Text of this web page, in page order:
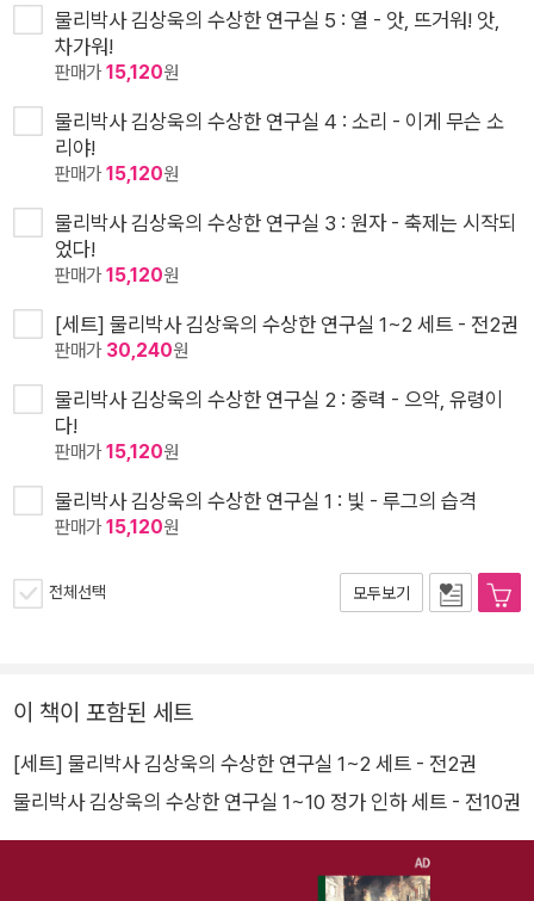
물리박사 김상욱의 수상한 연구실 5 : 열 - 앗, 뜨거워! 앗,
차가워!
판매가15,120원
물리박사 김상욱의 수상한 연구실 4 : 소리 - 이게 무슨 소
리야!
판매가15,120원
물리박사 김상욱의 수상한 연구실 3 : 원자 - 축제는 시작되
었다!
판매가15,120원
[세트] 물리박사 김상욱의 수상한 연구실 1~2 세트 - 전2권
판매가 30,240원
물리박사 김상욱의 수상한 연구실 2 : 중력 - 으악, 유령이
다!
판매가15,120원
물리박사 김상욱의 수상한 연구실 1 : 빛 - 루그의 습격
판매가15,120원
전체선택 모두보기
이 책이 포함된 세트
[세트] 물리박사 김상욱의 수상한 연구실 1~2 세트 - 전2권
물리박사 김상욱의 수상한 연구실 1~10 정가 인하 세트 - 전10권